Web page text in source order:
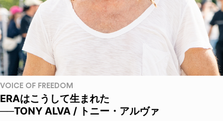
VOICE OF FREEDOM
ERAはこうして生まれた
──TONY ALVA / トニー・アルヴァ